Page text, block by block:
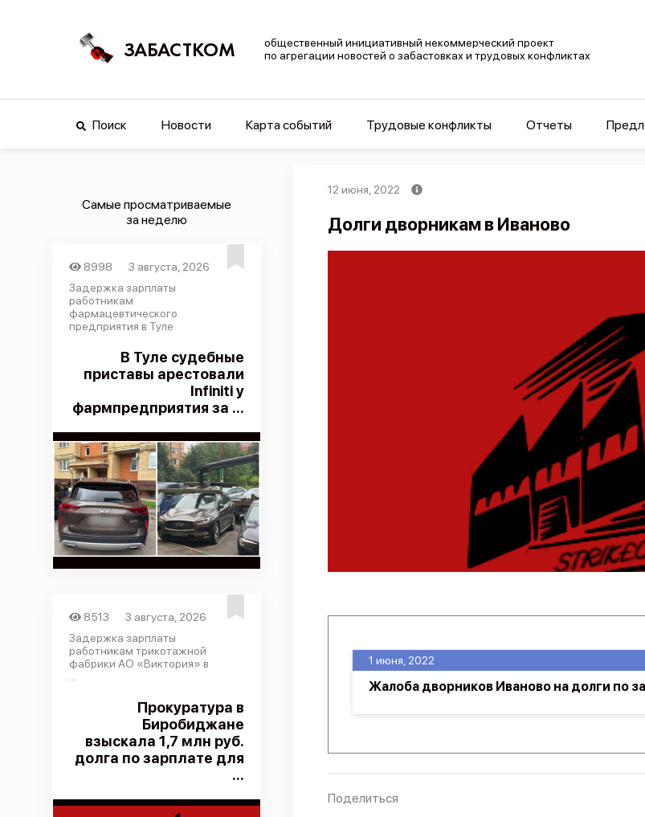
ЗАБАСТКОМ
общественный инициативный некоммерческий проект
по агрегации новостей о забастовках и трудовых конфликтах
Поиск Новости Карта событий Трудовые конфликты Отчеты
Самые просматриваемые
за неделю
8998
3 августа, 2026
Задержка зарплаты
работникам
фармацевтического
предприятия в Туле
В Туле судебные
приставы арестовали
Infiniti у
фармпредприятия за ...
8513
3 августа, 2026
Задержка зарплаты
работникам трикотажной
фабрики АО «Виктория» в
Прокуратура в
Биробиджане
взыскала 1,7 млн руб.
долга по зарплате для
...
12 июня, 2022
Долги дворникам в Иваново
1 июня, 2022
Жалоба дворников Иваново на долги по
Поделиться